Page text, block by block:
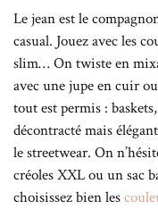
Le jean est le
casual. Jouez avec les
slim… On twiste en
avec une jupe en cuir
tout est permis :
décontracté mais
le streetwear. On
créoles XXL ou un sac
choisissez bien les